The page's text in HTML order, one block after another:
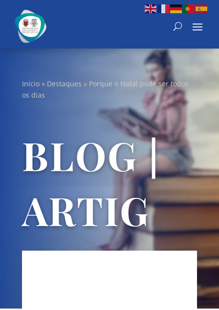
Início» Destaques » Porque o Natal pode ser todos
os dias
BLOG |
ARTIG
OS